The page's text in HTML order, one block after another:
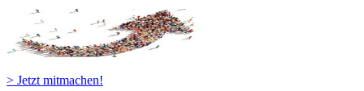
> Jetzt mitmachen!